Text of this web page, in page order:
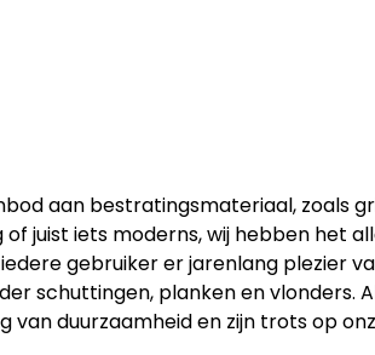
aan bestratingsmateriaal, zoals
juist iets moderns, wij hebben het
gebruiker er jarenlang plezier
schuttingen, planken en vlonders.
van duurzaamheid en zijn trots op